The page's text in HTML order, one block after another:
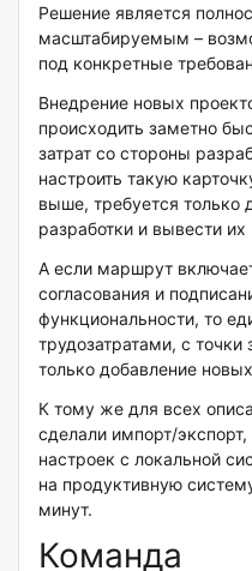
Решение является
масштабируемым –
под конкретные
Внедрение новых
происходить заметно
затрат со стороны
настроить такую
выше, требуется только
разработки и вывести
А если маршрут
согласования и
функциональности, то
трудозатратами, с
только добавление
К тому же для всех
сделали импорт/
настроек с локальной
на продуктивную
минут.
Команда